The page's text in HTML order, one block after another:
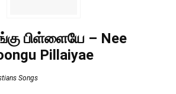
பிள்ளையே – Nee
Pillaiyae
Songs